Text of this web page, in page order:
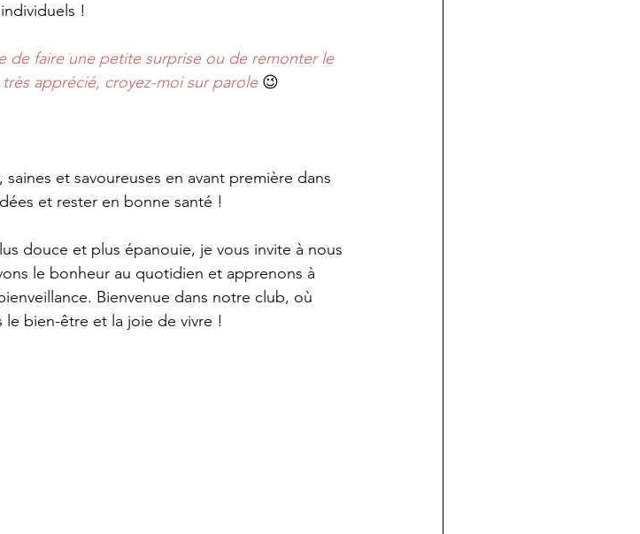
!
de faire une petite surprise ou de remonter le
apprécié, croyez-moi sur parole 😉
et savoureuses en avant première dans
et rester en bonne santé !
douce et plus épanouie, je vous invite à nous
le bonheur au quotidien et apprenons à
Bienvenue dans notre club, où
le bien-être et la joie de vivre !